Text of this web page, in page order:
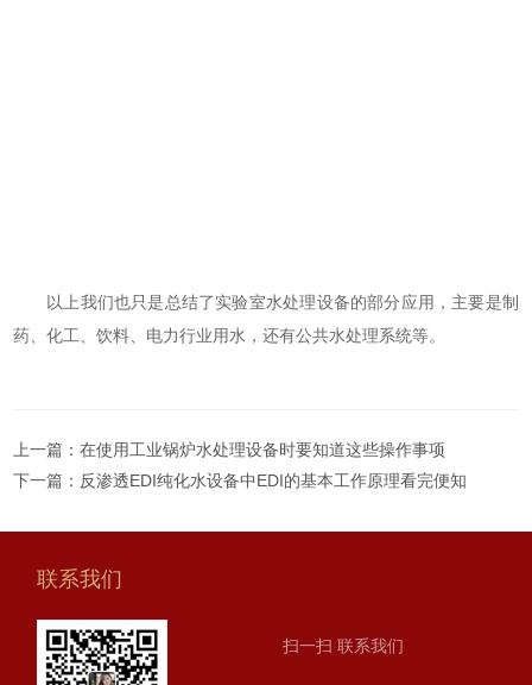
以上我们也只是总结了实验室水处理设备的部分应用，主要是制
药、化工、饮料、电力行业用水，还有公共水处理系统等。
上一篇：在使用工业锅炉水处理设备时要知道这些操作事项
下一篇： 反渗透EDI纯化水设备中EDI的基本工作原理看完便知
联系我们
扫一扫 联系我们